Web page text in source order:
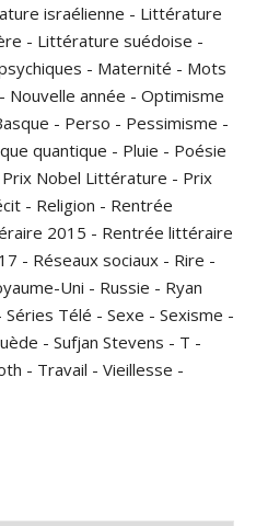
israélienne - Littérature
- Littérature suédoise -
- Maternité - Mots
- Nouvelle année - Optimisme
- Perso - Pessimisme -
quantique - Pluie - Poésie
Prix Nobel Littérature - Prix
- Religion - Rentrée
2015 - Rentrée littéraire
- Réseaux sociaux - Rire -
Uni - Russie - Ryan
Séries Télé - Sexe - Sexisme -
- Sufjan Stevens - T -
- Travail - Vieillesse -